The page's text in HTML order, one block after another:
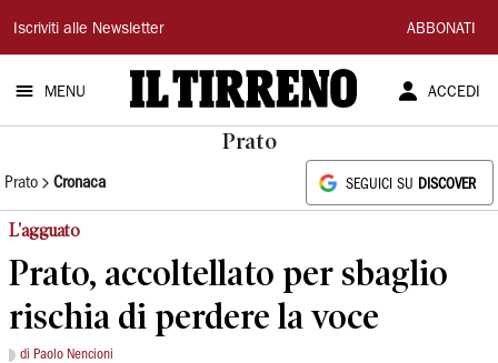
Il
Tirreno
Iscriviti alle Newsletter ABBONATI
MENU ACCEDI
Prato
Prato Cronaca SEGUICI SU DISCOVER
L'agguato
Prato, accoltellato per sbaglio
rischia di perdere la voce
di Paolo Nencioni